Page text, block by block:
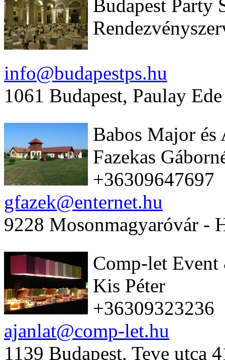
Budapest Party
info@budapestps.hu
1061 Budapest, Paulay
Babos Major és
Fazekas
+36309647697
gfazek@enternet.hu
9228 Mosonmagyaróvár -
Comp-let
Kis Péter
+36309323236
ajanlat@comp-let.hu
1139 Budapest, Teve utca